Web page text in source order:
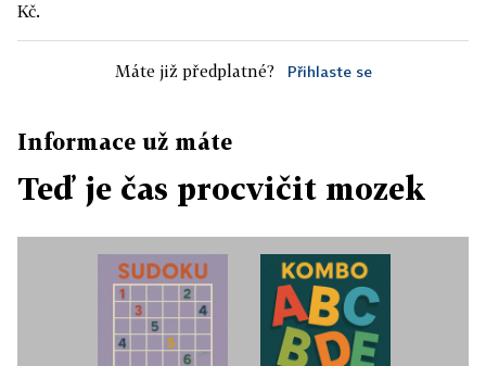
Kč.
Máte již předplatné? Přihlaste se
Informace už máte
Teď je čas procvičit mozek